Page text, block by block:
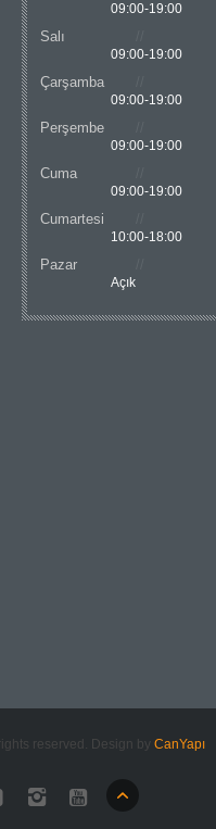
09:00-19:00
Salı
09:00-19:00
Çarşamba
09:00-19:00
Perşembe
09:00-19:00
Cuma
09:00-19:00
Cumartesi
10:00-18:00
Pazar
Açık
reserved. Design by CanYapı